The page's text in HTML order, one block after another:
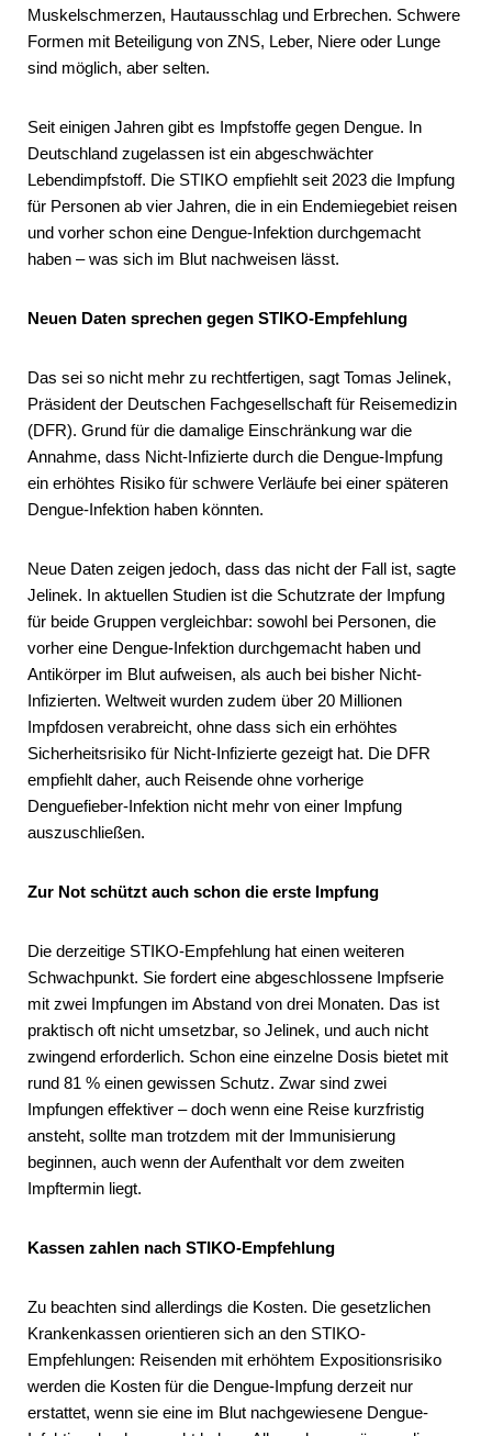
Muskelschmerzen, Hautausschlag und Erbrechen. Schwere
Formen mit Beteiligung von ZNS, Leber, Niere oder Lunge
sind möglich, aber selten.
Seit einigen Jahren gibt es Impfstoffe gegen Dengue. In
Deutschland zugelassen ist ein abgeschwächter
Lebendimpfstoff. Die STIKO empfiehlt seit 2023 die Impfung
für Personen ab vier Jahren, die in ein Endemiegebiet reisen
und vorher schon eine Dengue-Infektion durchgemacht
haben – was sich im Blut nachweisen lässt.
Neuen Daten sprechen gegen STIKO-Empfehlung
Das sei so nicht mehr zu rechtfertigen, sagt Tomas Jelinek,
Präsident der Deutschen Fachgesellschaft für Reisemedizin
(DFR). Grund für die damalige Einschränkung war die
Annahme, dass Nicht-Infizierte durch die Dengue-Impfung
ein erhöhtes Risiko für schwere Verläufe bei einer späteren
Dengue-Infektion haben könnten.
Neue Daten zeigen jedoch, dass das nicht der Fall ist, sagte
Jelinek. In aktuellen Studien ist die Schutzrate der Impfung
für beide Gruppen vergleichbar: sowohl bei Personen, die
vorher eine Dengue-Infektion durchgemacht haben und
Antikörper im Blut aufweisen, als auch bei bisher Nicht-
Infizierten. Weltweit wurden zudem über 20 Millionen
Impfdosen verabreicht, ohne dass sich ein erhöhtes
Sicherheitsrisiko für Nicht-Infizierte gezeigt hat. Die DFR
empfiehlt daher, auch Reisende ohne vorherige
Denguefieber-Infektion nicht mehr von einer Impfung
auszuschließen.
Zur Not schützt auch schon die erste Impfung
Die derzeitige STIKO-Empfehlung hat einen weiteren
Schwachpunkt. Sie fordert eine abgeschlossene Impfserie
mit zwei Impfungen im Abstand von drei Monaten. Das ist
praktisch oft nicht umsetzbar, so Jelinek, und auch nicht
zwingend erforderlich. Schon eine einzelne Dosis bietet mit
rund 81 % einen gewissen Schutz. Zwar sind zwei
Impfungen effektiver – doch wenn eine Reise kurzfristig
ansteht, sollte man trotzdem mit der Immunisierung
beginnen, auch wenn der Aufenthalt vor dem zweiten
Impftermin liegt.
Kassen zahlen nach STIKO-Empfehlung
Zu beachten sind allerdings die Kosten. Die gesetzlichen
Krankenkassen orientieren sich an den STIKO-
Empfehlungen: Reisenden mit erhöhtem Expositionsrisiko
werden die Kosten für die Dengue-Impfung derzeit nur
erstattet, wenn sie eine im Blut nachgewiesene Dengue-